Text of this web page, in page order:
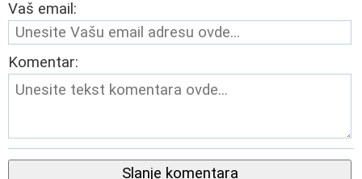
Vaš email:
Komentar:
Slanje komentara